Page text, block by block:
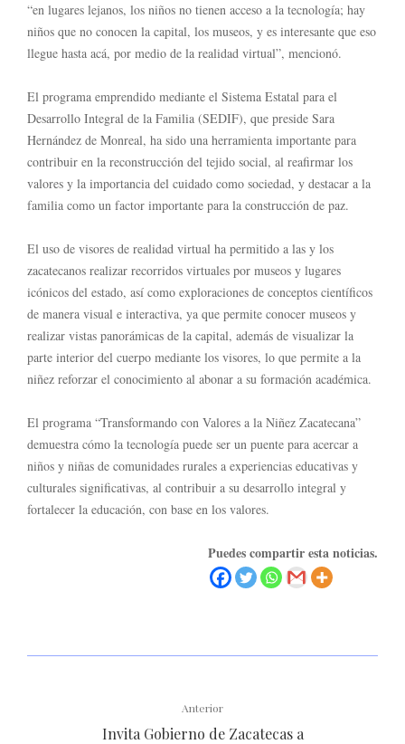
“en lugares lejanos, los niños no tienen acceso a la tecnología; hay
niños que no conocen la capital, los museos, y es interesante que eso
llegue hasta acá, por medio de la realidad virtual”, mencionó.
El programa emprendido mediante el Sistema Estatal para el
Desarrollo Integral de la Familia (SEDIF), que preside Sara
Hernández de Monreal, ha sido una herramienta importante para
contribuir en la reconstrucción del tejido social, al reafirmar los
valores y la importancia del cuidado como sociedad, y destacar a la
familia como un factor importante para la construcción de paz.
El uso de visores de realidad virtual ha permitido a las y los
zacatecanos realizar recorridos virtuales por museos y lugares
icónicos del estado, así como exploraciones de conceptos científicos
de manera visual e interactiva, ya que permite conocer museos y
realizar vistas panorámicas de la capital, además de visualizar la
parte interior del cuerpo mediante los visores, lo que permite a la
niñez reforzar el conocimiento al abonar a su formación académica.
El programa “Transformando con Valores a la Niñez Zacatecana”
demuestra cómo la tecnología puede ser un puente para acercar a
niños y niñas de comunidades rurales a experiencias educativas y
culturales significativas, al contribuir a su desarrollo integral y
fortalecer la educación, con base en los valores.
Puedes compartir esta noticias.
Anterior
Invita Gobierno de Zacatecas a